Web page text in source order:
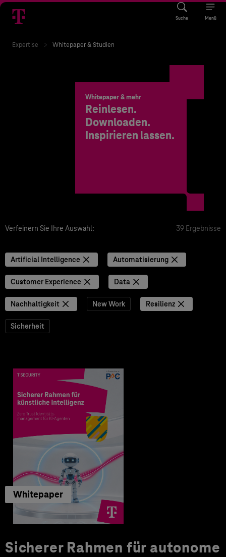
Suche Menü
Expertise Whitepaper & Studien
Whitepaper & mehr
Reinlesen.
Downloaden.
Inspirieren lassen.
Verfeinern Sie Ihre Auswahl: 39 Ergebnisse
Artificial Intelligence Automatisierung
Customer Experience Data
Nachhaltigkeit New Work Resilienz
Sicherheit
Whitepaper
Sicherer Rahmen für autonome